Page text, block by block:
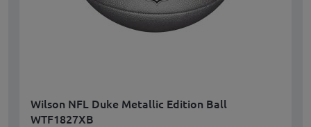
Wilson NFL Duke Metallic Edition Ball
WTF1827XB